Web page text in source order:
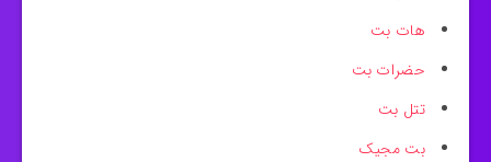
هات بت
حضرات بت
تتل بت
بت مجیک